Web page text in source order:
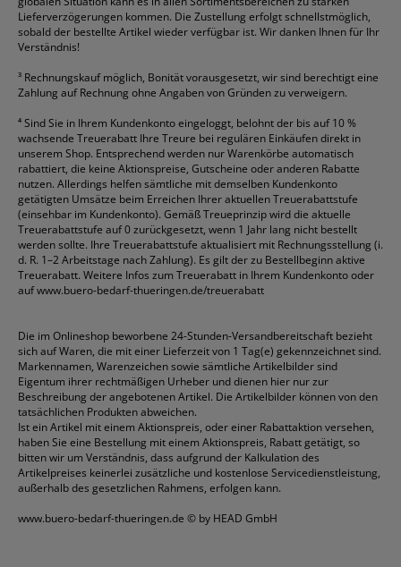
Lieferverzögerungen kommen. Die Zustellung erfolgt schnellstmöglich,
sobald der bestellte Artikel wieder verfügbar ist. Wir danken Ihnen für Ihr
Verständnis!
³ Rechnungskauf möglich, Bonität vorausgesetzt, wir sind berechtigt eine
Zahlung auf Rechnung ohne Angaben von Gründen zu verweigern.
⁴Sind Sie in Ihrem Kundenkonto eingeloggt, belohnt der bis auf 10 %
wachsende Treuerabatt Ihre Treure bei regulären Einkäufen direkt in
unserem Shop. Entsprechend werden nur Warenkörbe automatisch
rabattiert, die keine Aktionspreise, Gutscheine oder anderen Rabatte
nutzen. Allerdings helfen sämtliche mit demselben Kundenkonto
getätigten Umsätze beim Erreichen Ihrer aktuellen Treuerabattstufe
(einsehbar im Kundenkonto). Gemäß Treueprinzip wird die aktuelle
Treuerabattstufe auf 0 zurückgesetzt, wenn 1 Jahr lang nicht bestellt
werden sollte. Ihre Treuerabattstufe aktualisiert mit Rechnungsstellung (i.
d. R. 1–2 Arbeitstage nach Zahlung). Es gilt der zu Bestellbeginn aktive
Treuerabatt. Weitere Infos zum Treuerabatt in Ihrem Kundenkonto oder
aufwww.buero-bedarf-thueringen.de/treuerabatt
Die im Onlineshop beworbene 24-Stunden-Versandbereitschaft bezieht
sich auf Waren, die mit einer Lieferzeit von 1 Tag(e) gekennzeichnet sind.
Markennamen, Warenzeichen sowie sämtliche Artikelbilder sind
Eigentum ihrer rechtmäßigen Urheber und dienen hier nur zur
Beschreibung der angebotenen Artikel. Die Artikelbilder können von den
tatsächlichen Produkten abweichen.
Ist ein Artikel mit einem Aktionspreis, oder einer Rabattaktion versehen,
haben Sie eine Bestellung mit einem Aktionspreis, Rabatt getätigt, so
bitten wir um Verständnis, dass aufgrund der Kalkulation des
Artikelpreises keinerlei zusätzliche und kostenlose Servicedienstleistung,
außerhalb des gesetzlichen Rahmens, erfolgen kann.
www.buero-bedarf-thueringen.de © by HEAD GmbH